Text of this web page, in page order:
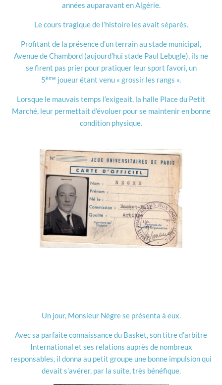
années auparavant en Algérie.
Le cours tragique de l’histoire les avait séparés.
Profitant de la présence d’un terrain au stade municipal,
Avenue de Chambord (aujourd’hui stade Paul Lebugle), ils ne
se firent pas prier pour pratiquer leur sport favori, un
5ème joueur étant venu « grossir les rangs ».
Lorsque le mauvais temps l’exigeait, la halle Place du Petit
Marché, leur permettait d’évoluer pour se maintenir en bonne
condition physique.
Un jour, Monsieur Nègre se présenta à eux.
Avec sa parfaite connaissance du Basket, son titre d’arbitre
International et ses relations auprès de nombreux
responsables, il donna au petit groupe une bonne impulsion qui
devait s’avérer, par la suite, très bénéfique.